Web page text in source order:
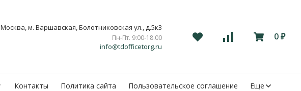
Москва, м. Варшавская, Болотниковская ул., д.5к3
Пн-Пт. 9:00-18.00
info@tdofficetorg.ru
0 ₽
Контакты Политика сайта Пользовательское соглашение Еще